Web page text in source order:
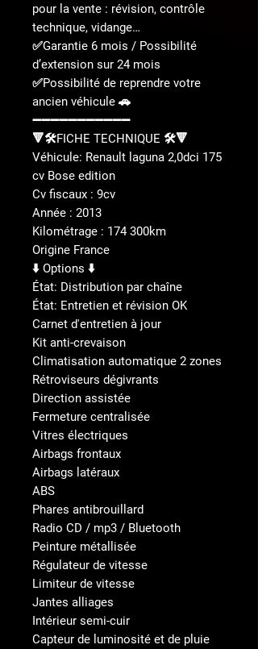
pour la vente : révision, contrôle
technique, vidange…
✅Garantie 6 mois / Possibilité
d’extension sur 24 mois
✅Possibilité de reprendre votre
ancien véhicule 🚗
➖➖➖➖➖➖➖➖➖➖➖
🔻🛠️FICHE TECHNIQUE 🛠️🔻
Véhicule: Renault laguna 2,0dci 175
cv Bose edition
Cv fiscaux : 9cv
Année : 2013
Kilométrage : 174 300km
Origine France
⬇️ Options ⬇️
État: Distribution par chaîne
État: Entretien et révision OK
Carnet d'entretien à jour
Kit anti-crevaison
Climatisation automatique 2 zones
Rétroviseurs dégivrants
Direction assistée
Fermeture centralisée
Vitres électriques
Airbags frontaux
Airbags latéraux
ABS
Phares antibrouillard
Radio CD / mp3 / Bluetooth
Peinture métallisée
Régulateur de vitesse
Limiteur de vitesse
Jantes alliages
Intérieur semi-cuir
Capteur de luminosité et de pluie